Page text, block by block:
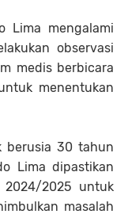
Lima mengalami
observasi
medis berbicara
menentukan
berusia 30 tahun
Lima dipastikan
2025 untuk
masalah